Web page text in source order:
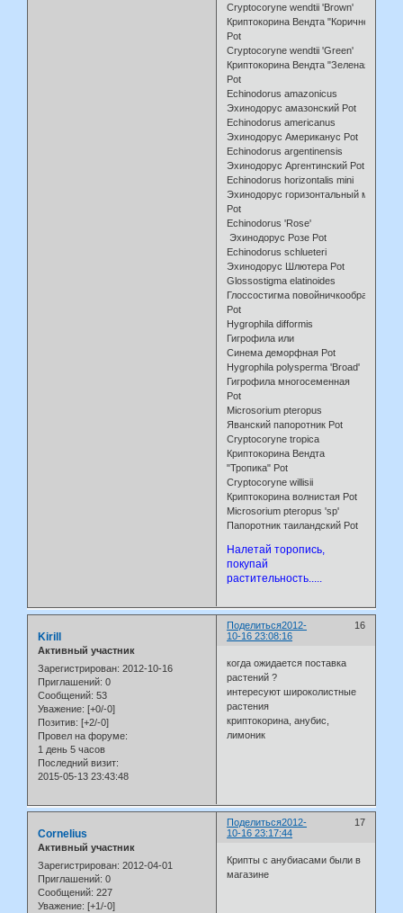
Cryptocoryne wendtii 'Brown'
Криптокорина Вендта "Коричневая"
Pot
Cryptocoryne wendtii 'Green'
Криптокорина Вендта "Зеленая"
Pot
Echinodorus amazonicus
Эхинодорус амазонский Pot
Echinodorus americanus
Эхинодорус Американус Pot
Echinodorus argentinensis
Эхинодорус Аргентинский Pot
Echinodorus horizontalis mini
Эхинодорус горизонтальный мини
Pot
Echinodorus 'Rose'
Эхинодорус Розе Pot
Echinodorus schlueteri
Эхинодорус Шлютера Pot
Glossostigma elatinoides
Глоссостигма повойничкообразна
Pot
Hygrophila difformis
Гигрофила или
Синема деморфная Pot
Hygrophila polysperma 'Broad'
Гигрофила многосеменная
Pot
Microsorium pteropus
Яванский папоротник Pot
Cryptocoryne tropica
Криптокорина Вендта
"Тропика" Pot
Cryptocoryne willisii
Криптокорина волнистая Pot
Microsorium pteropus 'sp'
Папоротник таиландский Pot
Налетай торопись,
покупай
растительность.....
Поделиться 16
2012-
10-16 23:08:16
Kirill
Активный участник
Зарегистрирован: 2012-10-16
Приглашений: 0
Сообщений: 53
Уважение: [+0/-0]
Позитив: [+2/-0]
Провел на форуме:
1 день 5 часов
Последний визит:
2015-05-13 23:43:48
когда ожидается поставка
растений ?
интересуют широколистные
растения
криптокорина, анубис,
лимоник
Поделиться 17
2012-
10-16 23:17:44
Cornelius
Активный участник
Зарегистрирован: 2012-04-01
Приглашений: 0
Сообщений: 227
Уважение: [+1/-0]
Крипты с анубиасами были в
магазине